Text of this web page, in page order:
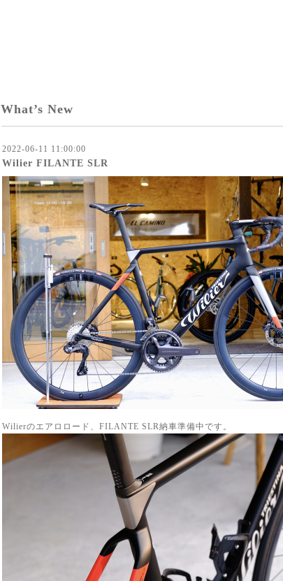
What’s New
2022-06-11 11:00:00
Wilier FILANTE SLR
Wilierのエアロロード、FILANTE SLR納車準備中です。